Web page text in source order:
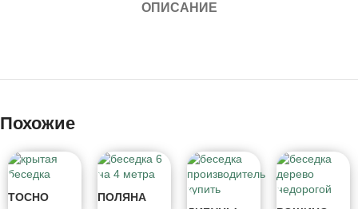
ОПИСАНИЕ
Похожие
ТОСНО
ПОЛЯНА